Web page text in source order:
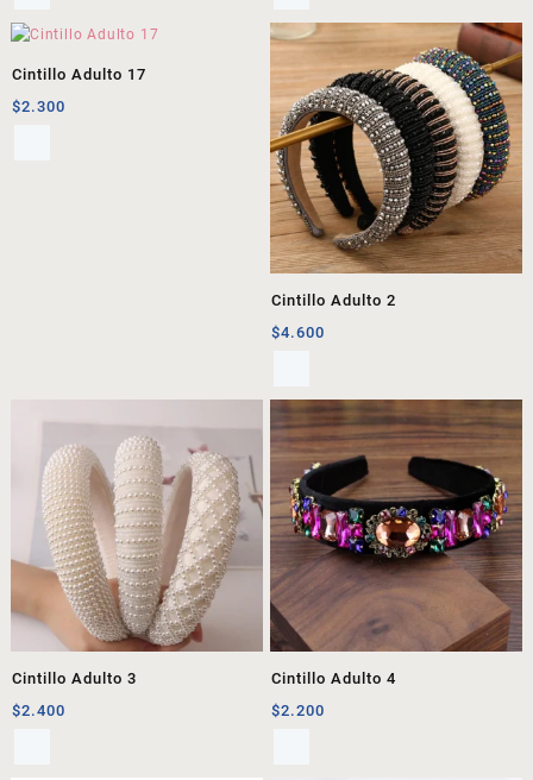
Cintillo Adulto 17
$2.300
Cintillo Adulto 2
$4.600
Cintillo Adulto 3
$2.400
Cintillo Adulto 4
$2.200